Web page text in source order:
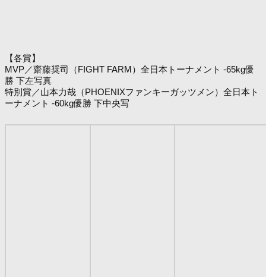
【各賞】
MVP／齋藤奨司（FIGHT FARM）全日本トーナメント -65kg優
勝 下左写真
特別賞／山本力哉（PHOENIXファンキーガッツメン）全日本ト
ーナメント -60kg優勝 下中央写